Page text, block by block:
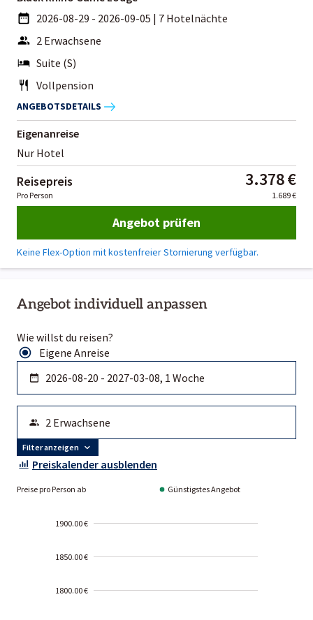
Angebot individuell anpassen
Wie willst du reisen?
Eigene Anreise
Filter anzeigen
Preiskalender ausblenden
Preise pro Person ab Günstigstes Angebot
1900.00 €
1850.00 €
1800.00 €
2026-08-29 - 2026-09-05 | 7 Hotelnächte
2 Erwachsene
Suite (S)
Vollpension
ANGEBOTSDETAILS
Eigenanreise
Nur Hotel
Reisepreis 3.378 €
Pro Person 1.689 €
Angebot prüfen
Keine Flex-Option mit kostenfreier Stornierung verfügbar.